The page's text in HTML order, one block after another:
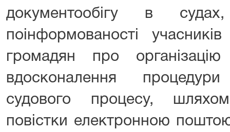
документообігу в
поінформованості
громадян про організацію
вдосконалення
судового процесу,
повістки електронною